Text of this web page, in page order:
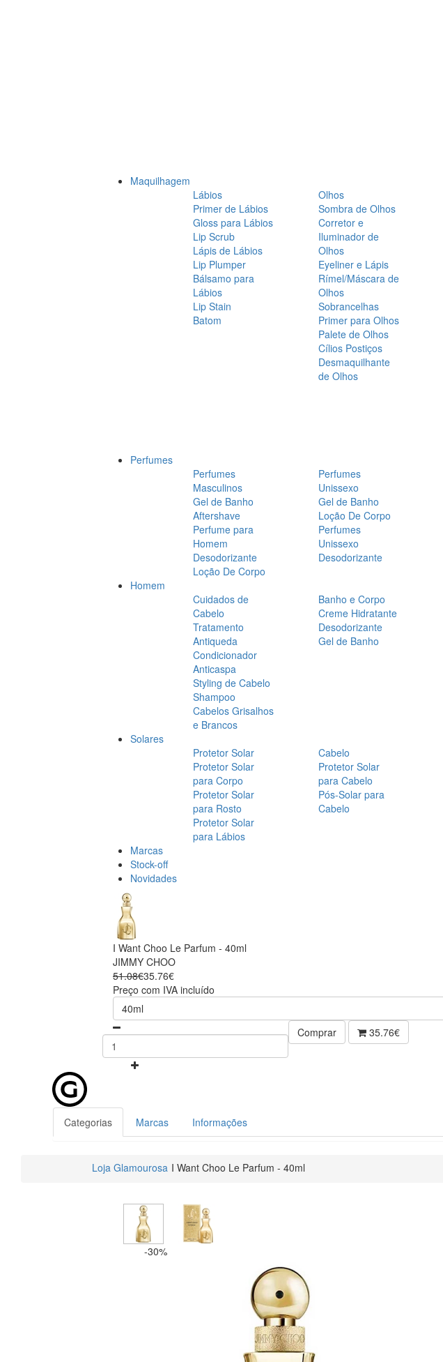
Maquilhagem
Lábios
Primer de Lábios
Gloss para Lábios
Lip Scrub
Lápis de Lábios
Lip Plumper
Bálsamo para
Lábios
Lip Stain
Batom
Olhos
Sombra de Olhos
Corretor e
Iluminador de
Olhos
Eyeliner e Lápis
Rímel/Máscara de
Olhos
Sobrancelhas
Primer para Olhos
Palete de Olhos
Cílios Postiços
Desmaquilhante
de Olhos
Perfumes
Perfumes
Masculinos
Gel de Banho
Aftershave
Perfume para
Homem
Desodorizante
Loção De Corpo
Perfumes
Unissexo
Gel de Banho
Loção De Corpo
Perfumes
Unissexo
Desodorizante
Homem
Cuidados de
Cabelo
Tratamento
Antiqueda
Condicionador
Anticaspa
Styling de Cabelo
Shampoo
Cabelos Grisalhos
e Brancos
Banho e Corpo
Creme Hidratante
Desodorizante
Gel de Banho
Solares
Protetor Solar
Protetor Solar
para Corpo
Protetor Solar
para Rosto
Protetor Solar
para Lábios
Cabelo
Protetor Solar
para Cabelo
Pós-Solar para
Cabelo
Marcas
Stock-off
Novidades
I Want Choo Le Parfum - 40ml
JIMMY CHOO
51.08€35.76€
Preço com IVA incluído
40ml
Comprar
35.76€
Categorias Marcas Informações
Loja Glamourosa I Want Choo Le Parfum - 40ml
-30%